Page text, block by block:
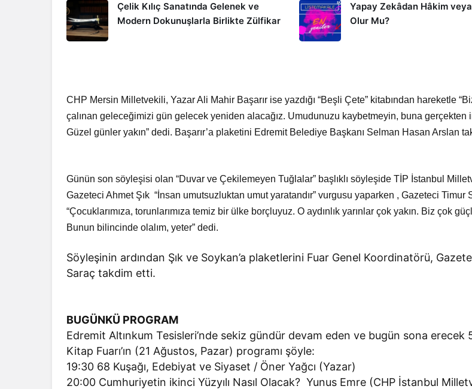
Çelik Kılıç Sanatında Gelenek ve
Modern Dokunuşlarla Birlikte Zülfikar
Yapay Zekâdan Hâkim
Olur Mu?
CHP Mersin Milletvekili, Yazar Ali Mahir Başarır ise yazdığı “Beşli Çete” kitabından hareketle
çalınan geleceğimizi gün gelecek yeniden alacağız. Umudunuzu kaybetmeyin, buna gerçekten
Güzel günler yakın” dedi. Başarır’a plaketini Edremit Belediye Başkanı Selman Hasan Arslan
Günün son söyleşisi olan “Duvar ve Çekilemeyen Tuğlalar” başlıklı söyleşide TİP İstanbul
Gazeteci Ahmet Şık “İnsan umutsuzluktan umut yaratandır” vurgusu yaparken , Gazeteci Timur
“Çocuklarımıza, torunlarımıza temiz bir ülke borçluyuz. O aydınlık yarınlar çok yakın. Biz çok
Bunun bilincinde olalım, yeter” dedi.
Söyleşinin ardından Şık ve Soykan’a plaketlerini Fuar Genel Koordinatörü,
Saraç takdim etti.
BUGÜNKÜ PROGRAM
Edremit Altınkum Tesisleri’nde sekiz gündür devam eden ve bugün sona erecek
Kitap Fuarı’ın (21 Ağustos, Pazar) programı şöyle:
19:30 68 Kuşağı, Edebiyat ve Siyaset / Öner Yağcı (Yazar)
20:00 Cumhuriyetin ikinci Yüzyılı Nasıl Olacak? Yunus Emre (CHP İstanbul